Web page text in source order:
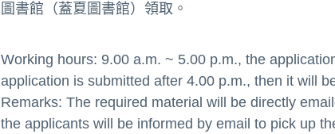
圖書館 （蓋夏圖書館） 領取。
Working hours: 9.00 a.m. ~ 5.00 p.m., the
application is submitted after 4.00 p.m., then it will
Remarks: The required material will be directly
the applicants will be informed by email to pick up